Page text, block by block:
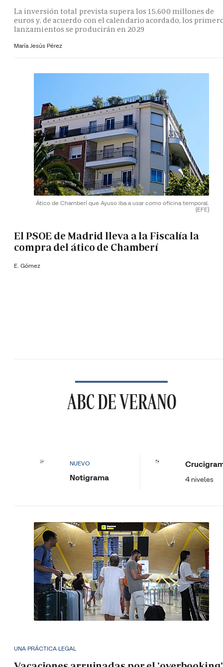
La inversión total prevista supera los 15.600 millones de
euros y, de acuerdo con el calendario acordado, los
lanzamientos se producirán en 2029
María Jesús Pérez
Ático de Chamberí que Ayuso iba a usar como oficina temporal.
(EFE)
El PSOE de Madrid lleva a la Fiscalía la
compra del ático de Chamberí
E. Gómez
ABC DE VERANO
NUEVO
Notigrama 4 niveles
UNA PRÁCTICA LEGAL